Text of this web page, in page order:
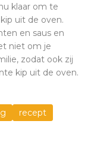
klaar om te
uit de oven.
en saus en
niet om je
zodat ook zij
kip uit de oven.
recept